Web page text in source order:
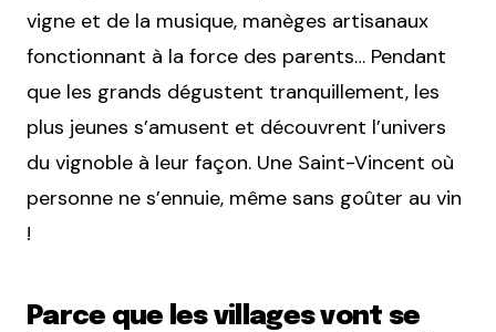
vigne et de la musique, manèges artisanaux
fonctionnant à la force des parents… Pendant
que les grands dégustent tranquillement, les
plus jeunes s’amusent et découvrent l’univers
du vignoble à leur façon. Une Saint-Vincent où
personne ne s’ennuie, même sans goûter au vin
!
Parce que les villages vont se